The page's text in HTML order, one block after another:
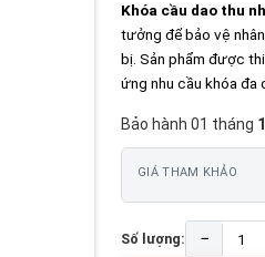
Khóa cầu dao thu
tưởng để bảo vệ
bị. Sản phẩm được
ứng nhu cầu khóa đa
Bảo hành 01 tháng
GIÁ THAM KHẢO
Số lượng: −